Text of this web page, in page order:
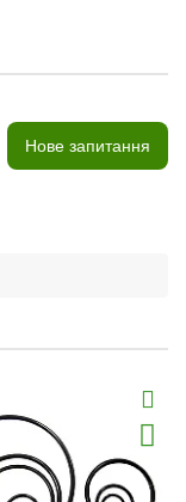
Нове запитання